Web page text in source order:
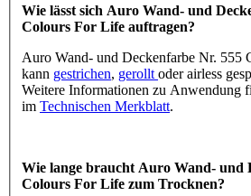
Wie lässt sich Auro Wand- und
Colours For Life auftragen?
Auro Wand- und Deckenfarbe Nr. 555
kann gestrichen, gerollt oder airless
Weitere Informationen zu Anwendung
im Technischen Merkblatt.
Wie lange braucht Auro Wand- und
Colours For Life zum Trocknen?